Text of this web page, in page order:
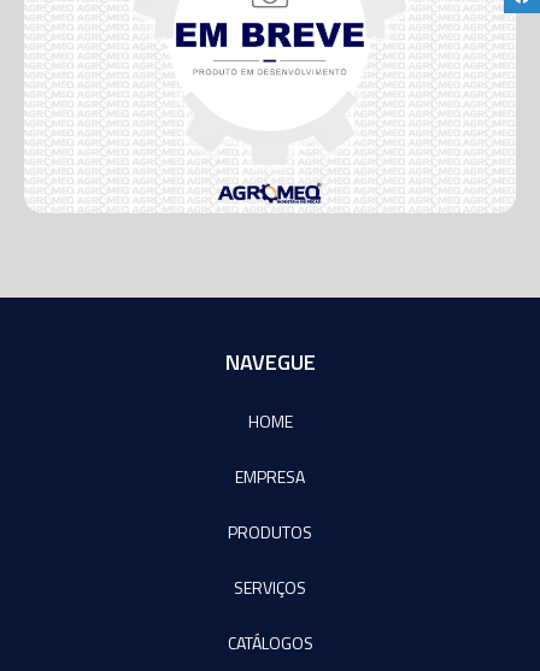
NAVEGUE
HOME
EMPRESA
PRODUTOS
SERVIÇOS
CATÁLOGOS